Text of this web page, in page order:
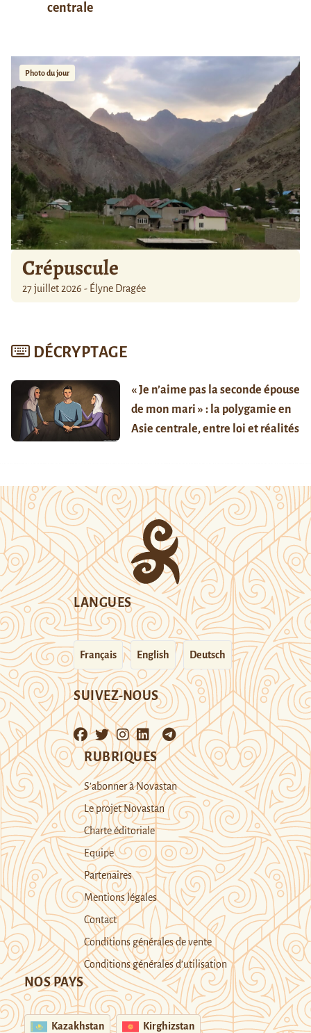
centrale
Photo du jour
Crépuscule
27 juillet 2026 - Élyne Dragée
DÉCRYPTAGE
« Je n’aime pas la seconde épouse
de mon mari » : la polygamie en
Asie centrale, entre loi et réalités
LANGUES
Français English Deutsch
SUIVEZ-NOUS
RUBRIQUES
S’abonner à Novastan
Le projet Novastan
Charte éditoriale
Equipe
Partenaires
Mentions légales
Contact
Conditions générales de vente
Conditions générales d’utilisation
NOS PAYS
Kazakhstan Kirghizstan